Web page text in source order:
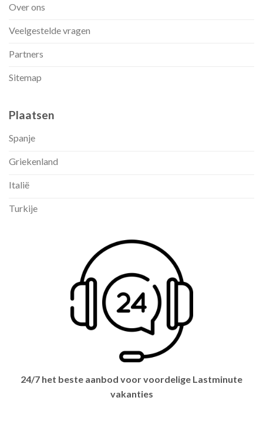
Over ons
Veelgestelde vragen
Partners
Sitemap
Plaatsen
Spanje
Griekenland
Italië
Turkije
24/7 het beste aanbod voor voordelige Lastminute
vakanties